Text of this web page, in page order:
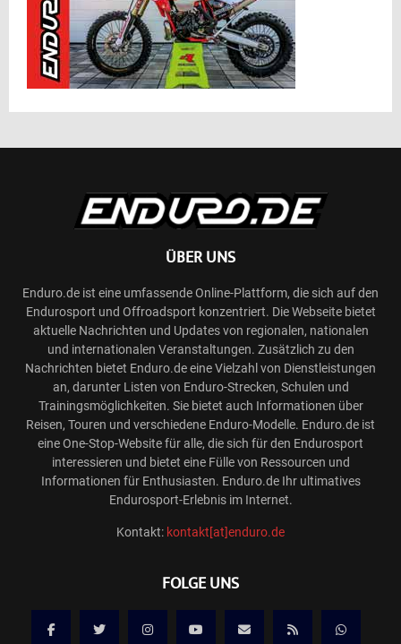
ÜBER UNS
Enduro.de ist eine umfassende Online-Plattform, die sich auf den
Endurosport und Offroadsport konzentriert. Die Webseite bietet
aktuelle Nachrichten und Updates von regionalen, nationalen
und internationalen Veranstaltungen. Zusätzlich zu den
Nachrichten bietet Enduro.de eine Vielzahl von Dienstleistungen
an, darunter Listen von Enduro-Strecken, Schulen und
Trainingsmöglichkeiten. Sie bietet auch Informationen über
Reisen, Touren und verschiedene Enduro-Modelle. Enduro.de ist
eine One-Stop-Website für alle, die sich für den Endurosport
interessieren und bietet eine Fülle von Ressourcen und
Informationen für Enthusiasten. Enduro.de Ihr ultimatives
Endurosport-Erlebnis im Internet.
Kontakt: kontakt[at]enduro.de
FOLGE UNS